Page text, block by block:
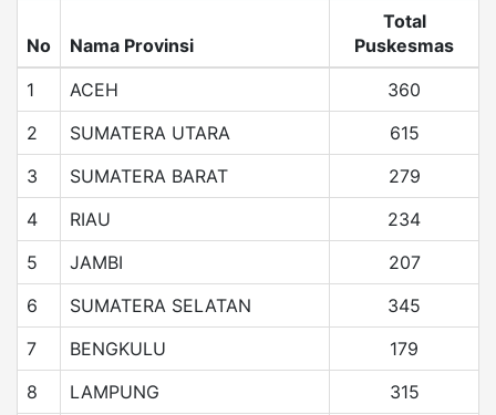
No Nama Provinsi
Total
Puskesmas
1
ACEH
360
2
SUMATERA UTARA
615
3
SUMATERA BARAT
279
4
RIAU
234
5
JAMBI
207
6
SUMATERA SELATAN
345
7
BENGKULU
179
8
LAMPUNG
315